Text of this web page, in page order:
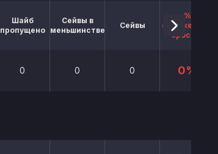
Шайб
пропущено
Сейвы в
меньшинстве
Сейвы
%
отраженных
бросков
0 0 0 0%